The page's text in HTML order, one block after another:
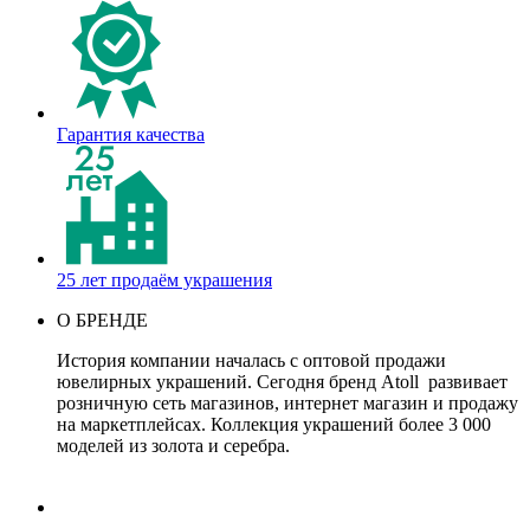
Гарантия качества
25 лет продаём украшения
О БРЕНДЕ
История компании началась с оптовой продажи
ювелирных украшений. Сегодня бренд Atoll развивает
розничную сеть магазинов, интернет магазин и продажу
на маркетплейсах. Коллекция украшений более 3 000
моделей из золота и серебра.